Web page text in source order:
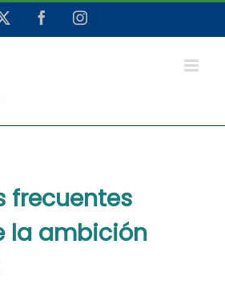
FacebookInstagram
frecuentes
la ambición